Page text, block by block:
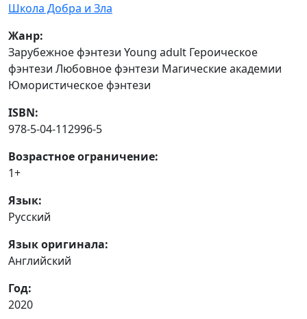
Школа Добра и Зла
Жанр:
Зарубежное фэнтези Young adult Героическое
фэнтези Любовное фэнтези Магические академии
Юмористическое фэнтези
ISBN:
978-5-04-112996-5
Возрастное ограничение:
1+
Язык:
Русский
Язык оригинала:
Английский
Год:
2020